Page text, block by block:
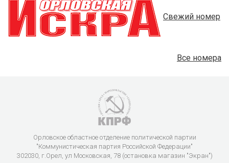
Свежий номер
Все номера
Орловское областное отделение политической партии
"Коммунистическая партия Российской Федерации"
302030, г.Орел, ул Московская, 78 (остановка магазин "Экран")